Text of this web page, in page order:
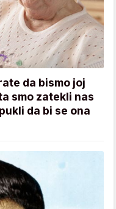
da bismo joj
smo zatekli nas
da bi se ona